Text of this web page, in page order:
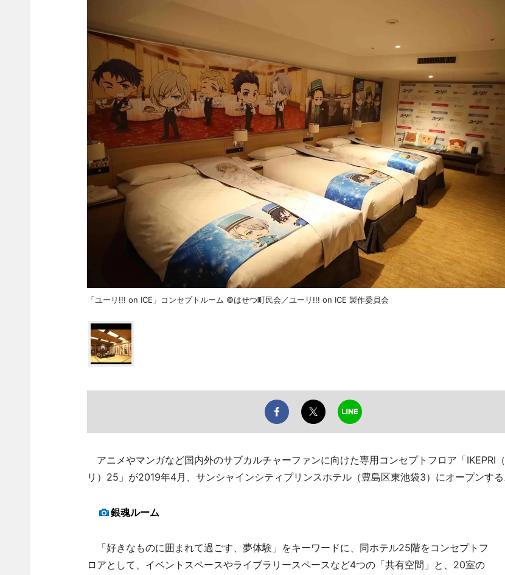
「ユーリ!!! on ICE」コンセプトルーム ©はせつ町民会／ユーリ!!! on ICE 製作委員会
アニメやマンガなど国内外のサブカルチャーファンに向けた専用コンセプトフロア「IKEPRI
リ）25」が2019年4月、サンシャインシティプリンスホテル（豊島区東池袋3）にオープンする
銀魂ルーム
「好きなものに囲まれて過ごす、夢体験」をキーワードに、同ホテル25階をコンセプトフ
ロアとして、イベントスペースやライブラリースペースなど4つの「共有空間」と、20室の